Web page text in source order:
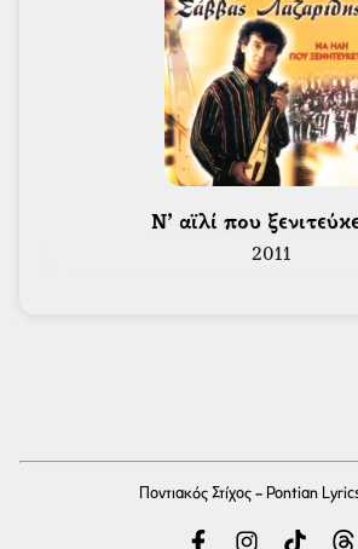
Ν’ αϊλί που
2011
Ποντιακός Στίχος - Pontian